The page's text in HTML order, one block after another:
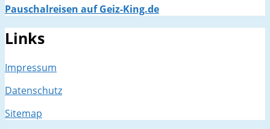
Pauschalreisen auf Geiz-King.de
Links
Impressum
Datenschutz
Sitemap